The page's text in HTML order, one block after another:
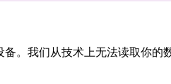
。我们从技术上无法读取你的